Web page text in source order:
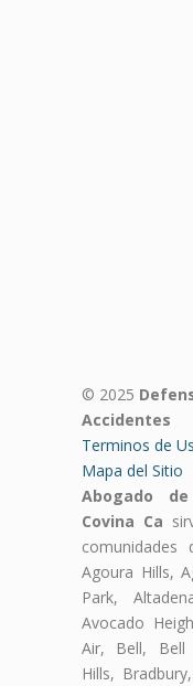
© 2025
Accidentes
Terminos de
Mapa del Sitio
Abogado
Covina Ca
Agoura Hills,
Park,
Avocado
Air, Bell, Bell
Hills,